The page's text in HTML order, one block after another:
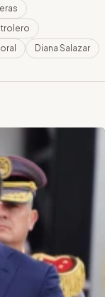
Diana Salazar